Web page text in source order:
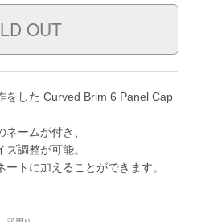
をした Curved Brim 6 Panel Cap
ームが付き、
調整が可能。
トに加えることができます。